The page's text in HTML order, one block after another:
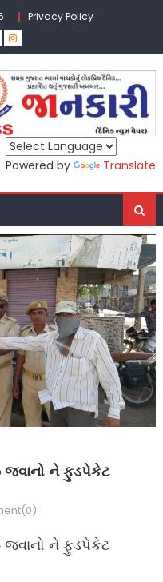
Privacy Policy
Powered by Translate
જવાનો ને ફુડપેકેટ
જવાનો ને ફુડપેકેટ